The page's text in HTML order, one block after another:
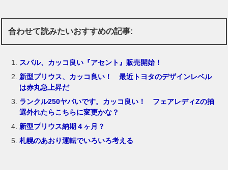
合わせて読みたいおすすめの記事:
スバル、カッコ良い『アセント』販売開始！
新型プリウス、カッコ良い！ 最近トヨタのデザインレベル
は赤丸急上昇だ
ランクル250ヤバいです。カッコ良い！ フェアレディZの抽
選外れたらこちらに変更かな？
新型プリウス納期４ヶ月？
札幌のあおり運転でいろいろ考える